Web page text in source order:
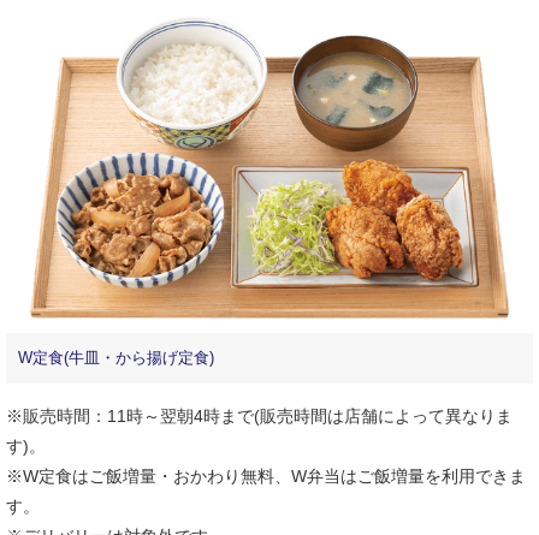
W定食(牛皿・から揚げ定食)
※販売時間：11時～翌朝4時まで(販売時間は店舗によって異なりま
す)。
※W定食はご飯増量・おかわり無料、W弁当はご飯増量を利用できま
す。